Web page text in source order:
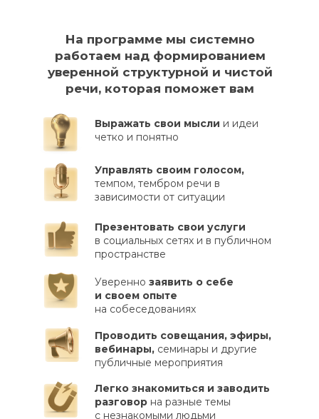
На программе мы системно
работаем над формированием
уверенной структурной и чистой
речи, которая поможет вам
Выражать свои мысли и идеи
четко и понятно
Проводить совещания, эфиры,
вебинары, семинары и другие
публичные мероприятия
Управлять своим голосом,
темпом, тембром речи в
зависимости от ситуации
Легко знакомиться и заводить
разговор на разные темы
с незнакомыми людьми
Презентовать свои услуги
в социальных сетях и в публичном
пространстве
Уверенно заявить о себе
и своем опыте
на собеседованиях